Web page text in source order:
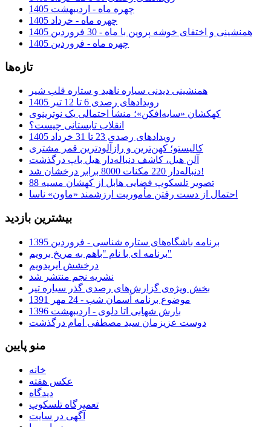
چهره ماه - اردیبهشت 1405
چهره ماه - خرداد 1405
همنشینی و اختفای خوشه پروین با ماه - 30 فروردین 1405
چهره ماه - فروردین 1405
تازه‌ها
همنشینی دیدنی سیاره ناهید و ستاره قلب شیر
رویدادهای رصدی 6 تا 12 تیر 1405
کهکشان «سایه‌افکن»؛ منشأ احتمالی یک نوترینوی
انقلاب تابستانی چیست؟
رویدادهای رصدی 23 تا 31 خرداد 1405
کالیستو؛ کهن‌ترین و رازآلودترین قمر مشتری
آلن هیل، کاشف دنباله‌دار هیل باپ درگذشت
دنباله‌دار 220 مکنات 8000 برابر درخشان شد!
تصویر تلسکوپ فضایی هابل از کهشان مسیه 88
احتمال از دست رفتن مأموریت ارزشمند «ماون» ناسا
بیشترین بازدید
برنامه باشگاه‌های ستاره شناسی - فروردین 1395
برنامه ای با نام "باهم به مریخ برویم"
درخشش ایریدویم
نشریه نجم منتشر شد
بخش ویژه‌ی گزارش‌های رصدی گذر سیاره تیر
موضوع برنامه آسمان شب - 24 مهر 1391
بارش شهابی اتا دلوی - اردیبهشت 1396
دوست عزیزمان سید مصطفی امام درگذشت
منو پایین
خانه
عکس هفته
دیدگاه
تعمیرگاه تلسکوپ
آگهی در سایت